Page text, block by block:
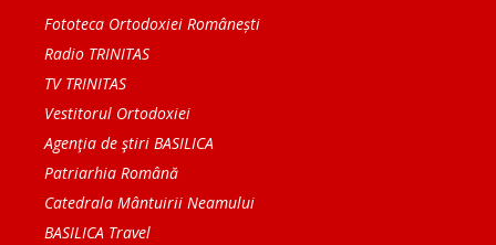
Fototeca Ortodoxiei Românești
Radio TRINITAS
TV TRINITAS
Vestitorul Ortodoxiei
Agenţia de ştiri BASILICA
Patriarhia Română
Catedrala Mântuirii Neamului
BASILICA Travel